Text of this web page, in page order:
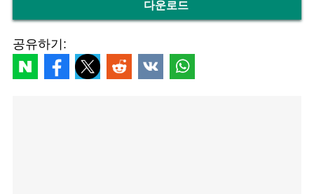
다운로드
공유하기: